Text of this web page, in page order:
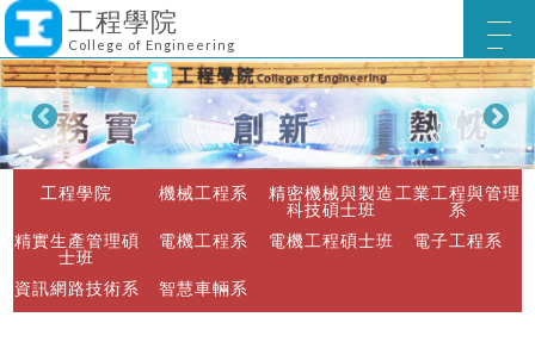
工程學院
College of Engineering
工程學院 機械工程系
精密機械與製造
科技碩士班
工業工程與管理
系
精實生產管理碩
士班
電機工程系 電機工程碩士班 電子工程系
資訊網路技術系 智慧車輛系